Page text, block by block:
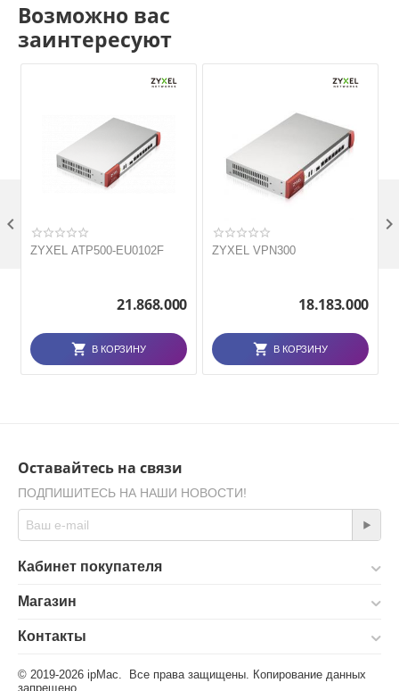
Возможно вас
заинтересуют
ZYXEL ATP500-EU0102F
21.868.000
В КОРЗИНУ
ZYXEL VPN300
18.183.000
В КОРЗИНУ
 
Оставайтесь на связи
ПОДПИШИТЕСЬ НА НАШИ НОВОСТИ!
Кабинет покупателя
Магазин
Контакты
© 2019-2026 ipMac. Все права защищены. Копирование данных
запрещено.